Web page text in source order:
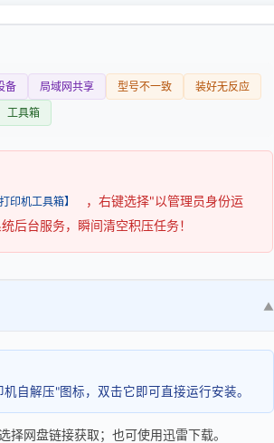
备 局域网共享 型号不一致
装好无反应
工具箱
打印机工具箱】
，右键选择"以管理员身份运
后台服务，瞬间清空积压任务！
▼
自解压"图标，双击它即可直接运行安装。
择网盘链接获取；也可使用迅雷下载。